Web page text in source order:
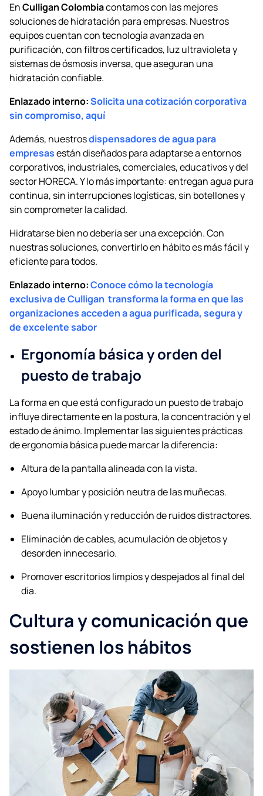
EnCulligan Colombiacontamos con las mejores
soluciones de hidratación para empresas. Nuestros
equipos cuentan con tecnología avanzada en
purificación, con filtros certificados, luz ultravioleta y
sistemas de ósmosis inversa, que aseguran una
hidratación confiable.
Enlazado interno:Solicita una cotización corporativa
sin compromiso, aquí
Además, nuestrosdispensadores de agua para
empresasestán diseñados para adaptarse a entornos
corporativos, industriales, comerciales, educativos y del
sector HORECA. Y lo más importante: entregan agua pura
continua, sin interrupciones logísticas, sin botellones y
sin comprometer la calidad.
Hidratarse bien no debería ser una excepción. Con
nuestras soluciones, convertirlo en hábito es más fácil y
eficiente para todos.
Enlazado interno:Conoce cómo la tecnología
exclusiva de Culligan transforma la forma en que las
organizaciones acceden a agua purificada, segura y
de excelente sabor
Ergonomía básica y orden del
puesto de trabajo
La forma en que está configurado un puesto de trabajo
influye directamente en la postura, la concentración y el
estado de ánimo. Implementar las siguientes prácticas
de ergonomía básica puede marcar la diferencia:
Altura de la pantalla alineada con la vista.
Apoyo lumbar y posición neutra de las muñecas.
Buena iluminación y reducción de ruidos distractores.
Eliminación de cables, acumulación de objetos y
desorden innecesario.
Promover escritorios limpios y despejados al final del
día.
Cultura y comunicación que
sostienen los hábitos